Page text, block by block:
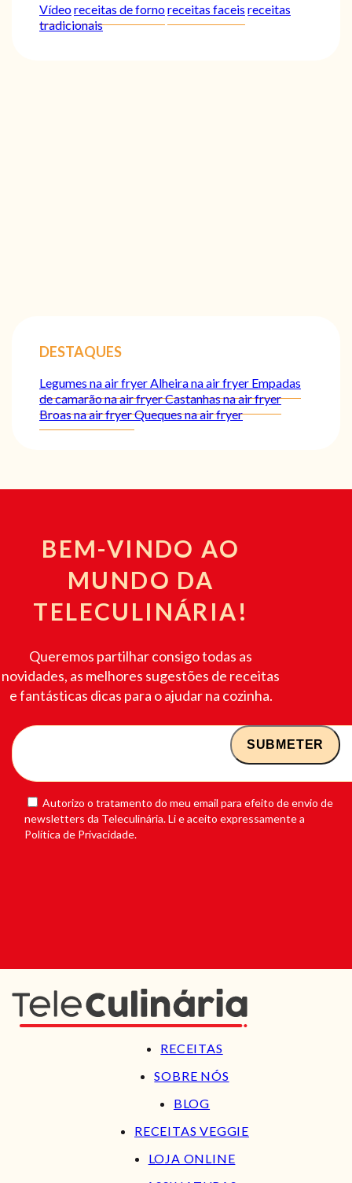
Vídeoreceitas de fornoreceitas faceis receitas
tradicionais
DESTAQUES
Legumes na air fryer Alheira na air fryer Empadas
de camarão na air fryerCastanhas na air fryer
Broas na air fryerQueques na air fryer
BEM-VINDO AO
MUNDO DA
TELECULINÁRIA!
Queremos partilhar consigo todas as
novidades, as melhores sugestões de receitas
e fantásticas dicas para o ajudar na cozinha.
Autorizo o tratamento do meu email para efeito de envio de
newsletters da Teleculinária. Li e aceito expressamente a
Política de Privacidade.
RECEITAS
SOBRE NÓS
BLOG
RECEITAS VEGGIE
LOJA ONLINE